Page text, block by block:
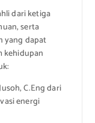
dari ketiga
serta
yang dapat
kehidupan
C.Eng dari
energi